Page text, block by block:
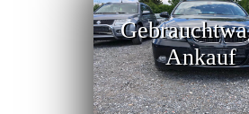
Ankauf